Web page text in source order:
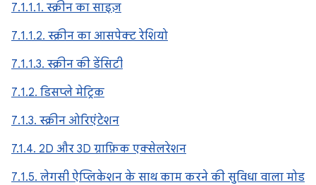
7.1.1.1. स्क्रीन का साइज़
7.1.1.2. स्क्रीन का आसपेक्ट रेशियो
7.1.1.3. स्क्रीन की डेंसिटी
7.1.2. डिसप्ले मेट्रिक
7.1.3. स्क्रीन ओरिएंटेशन
7.1.4. 2D और 3D ग्राफ़िक एक्सेलरेशन
7.1.5. लेगसी ऐप्लिकेशन के साथ काम करने की सुविधा वाला मोड